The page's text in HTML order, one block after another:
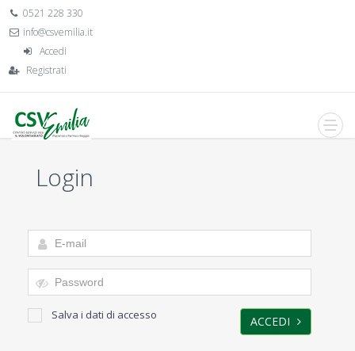
0521 228 330
info@csvemilia.it
Accedi
Registrati
Login
Salva i dati di accesso ACCEDI